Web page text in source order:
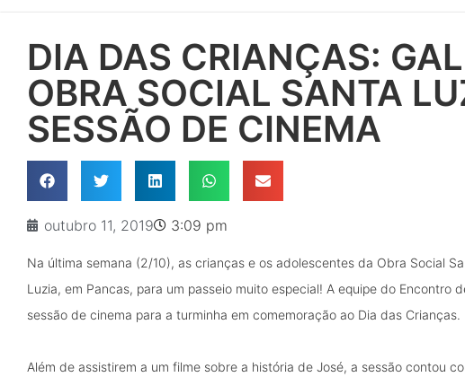
DIA DAS CRIANÇAS:
OBRA SOCIAL SANTA
SESSÃO DE CINEMA
outubro 11, 2019 3:09 pm
Na última semana (2/10), as crianças e os adolescentes da Obra Social
Luzia, em Pancas, para um passeio muito especial! A equipe do Encontro
sessão de cinema para a turminha em comemoração ao Dia das Crianças.
Além de assistirem a um filme sobre a história de José, a sessão contou